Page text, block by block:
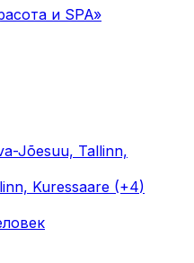
и SPA»
Jõesuu, Tallinn,
Kuressaare (+4)